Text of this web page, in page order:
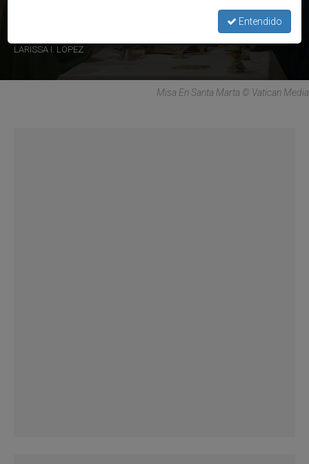
LARISSA I. LÓPEZ
Misa En Santa Marta © Vatican Media
Entendido